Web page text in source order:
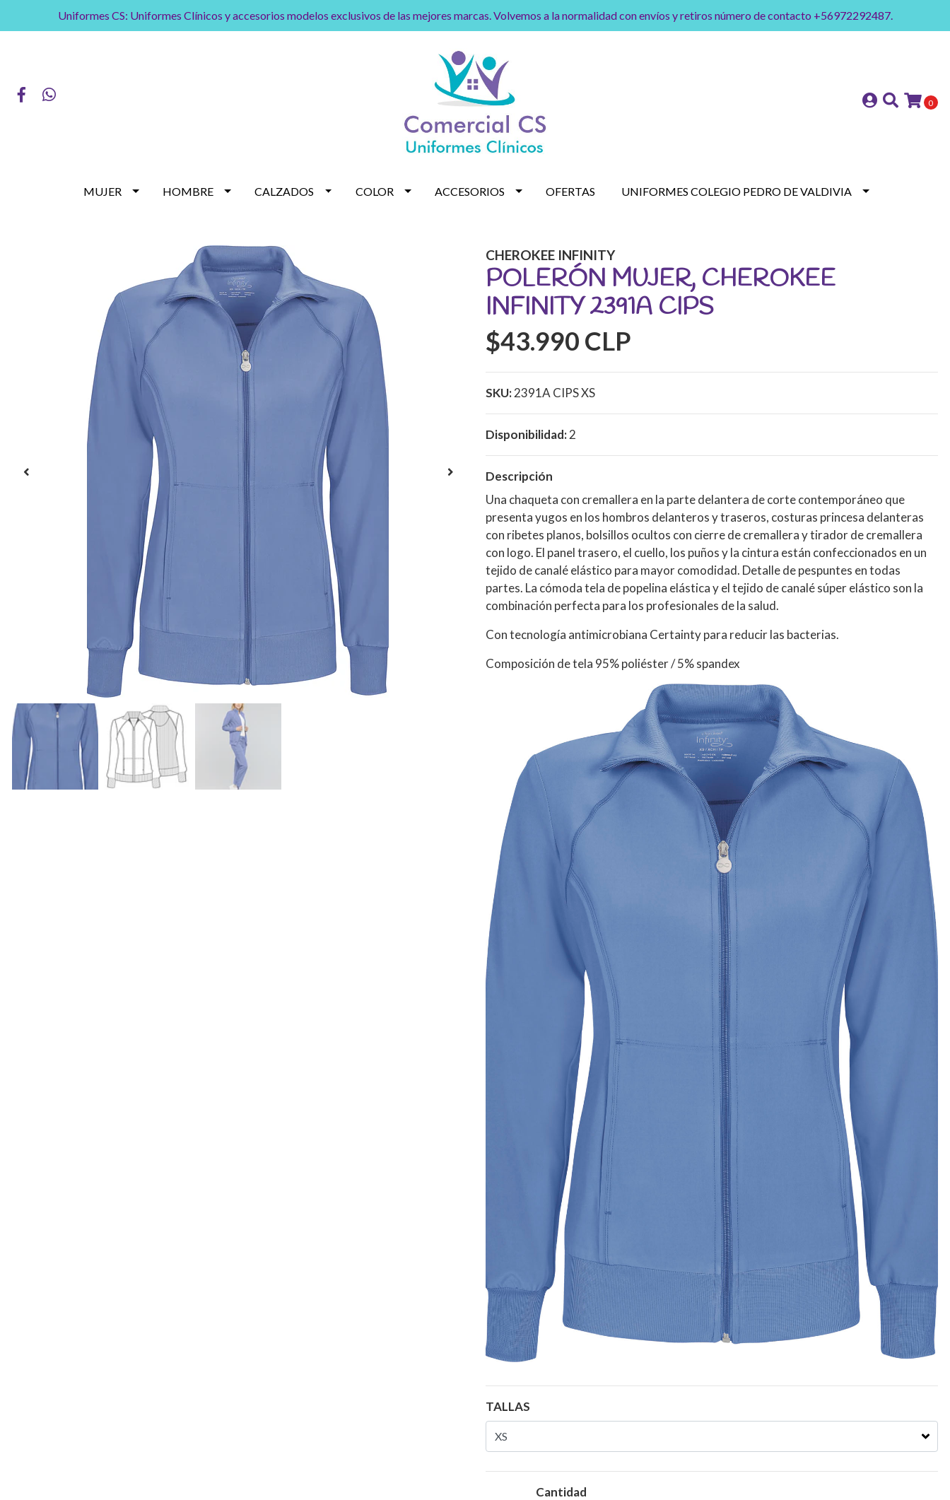
Uniformes CS: Uniformes Clínicos y accesorios modelos exclusivos de las mejores marcas. Volvemos a la normalidad con envíos y retiros número de contacto +56972292487.
0
MUJER HOMBRE CALZADOS COLOR ACCESORIOS OFERTAS UNIFORMES COLEGIO PEDRO DE VALDIVIA
CHEROKEE INFINITY
POLERÓN MUJER, CHEROKEE
INFINITY 2391A CIPS
$43.990 CLP
SKU:2391A CIPS XS
Disponibilidad:2
Descripción
Una chaqueta con cremallera en la parte delantera de corte contemporáneo que
presenta yugos en los hombros delanteros y traseros, costuras princesa delanteras
con ribetes planos, bolsillos ocultos con cierre de cremallera y tirador de cremallera
con logo. El panel trasero, el cuello, los puños y la cintura están confeccionados en un
tejido de canalé elástico para mayor comodidad. Detalle de pespuntes en todas
partes. La cómoda tela de popelina elástica y el tejido de canalé súper elástico son la
combinación perfecta para los profesionales de la salud.
Con tecnología antimicrobiana Certainty para reducir las bacterias.
Composición de tela 95% poliéster / 5% spandex
TALLAS
Cantidad